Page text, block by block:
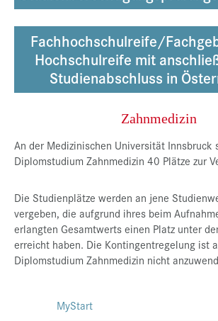
Fachhochschulreife/
Hochschulreife mit
Studienabschluss in
Zahnmedizin
An der Medizinischen Universität Innsbruck
Diplomstudium Zahnmedizin 40 Plätze zur
Die Studienplätze werden an jene
vergeben, die aufgrund ihres beim
erlangten Gesamtwerts einen Platz unter
erreicht haben. Die Kontingentregelung ist
Diplomstudium Zahnmedizin nicht
MyStart